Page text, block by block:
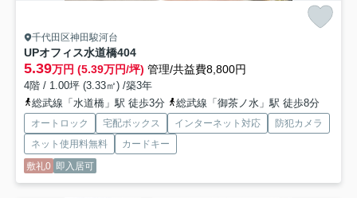
千代田区神田駿河台
UPオフィス水道橋404
5.39万円 (5.39万円/坪) 管理/共益費8,800円
4階 / 1.00坪 (3.33㎡) /築3年
総武線「水道橋」駅 徒歩3分
総武線「御茶ノ水」駅 徒歩8分
オートロック 宅配ボックス インターネット対応
防犯カメラ
ネット使用料無料
カードキー
敷礼0 即入居可